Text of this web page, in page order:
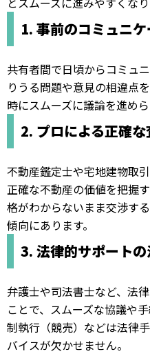
1. 事前のコミュニ
共有者間で日頃からコミュ
りうる問題や意見の相違点
時にスムーズに議論を進めら
2. プロによる正確
不動産鑑定士や宅地建物取
正確な不動産の価値を把握
格がわからないまま交渉す
傾向にあります。
3. 法律的サポートの
弁護士や司法書士など、法
ことで、スムーズな協議や
制執行（競売）などは法律
バイスが欠かせません。